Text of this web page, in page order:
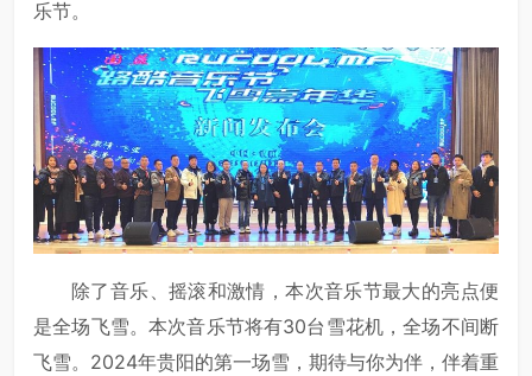
乐节。
除了音乐、摇滚和激情，本次音乐节最大的亮点便
是全场飞雪。本次音乐节将有30台雪花机，全场不间断
飞雪。2024年贵阳的第一场雪，期待与你为伴，伴着重